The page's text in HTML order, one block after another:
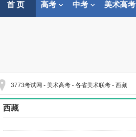
首 页 高考 中考 美术高考
3773考试网 - 美术高考 - 各省美术联考 - 西藏
西藏